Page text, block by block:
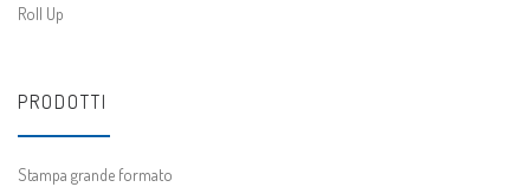
Roll Up
PRODOTTI
Stampa grande formato